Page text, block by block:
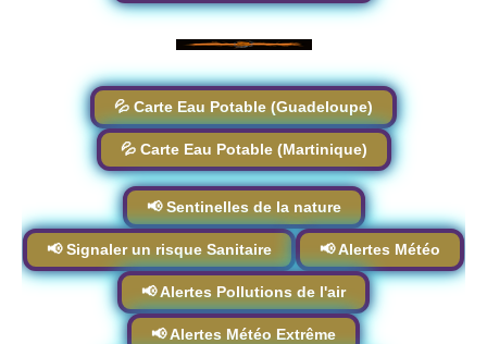
💦 Carte Eau Potable (Guadeloupe)
💦 Carte Eau Potable (Martinique)
📢 Sentinelles de la nature
📢 Signaler un risque Sanitaire 📢 Alertes Météo
📢 Alertes Pollutions de l'air
📢 Alertes Météo Extrême